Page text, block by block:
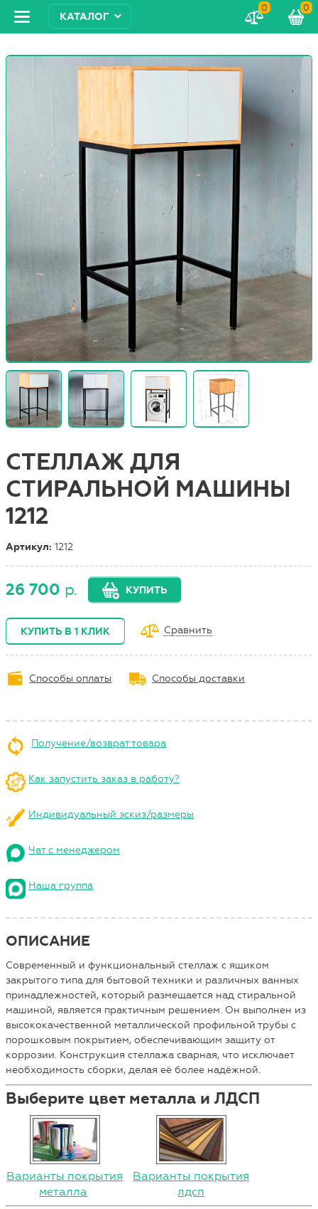
КАТАЛОГ
0 0
СТЕЛЛАЖ ДЛЯ
СТИРАЛЬНОЙ МАШИНЫ
1212
Артикул:1212
26 700 р. КУПИТЬ
КУПИТЬ В 1 КЛИК Сравнить
Способы оплаты Способы доставки
Получение/возврат товара
Как запустить заказ в работу?
Индивидуальный эскиз/размеры
Чат с менеджером
Наша группа
ОПИСАНИЕ
Современный и функциональный стеллаж с ящиком
закрытого типа для бытовой техники и различных ванных
принадлежностей, который размещается над стиральной
машиной, является практичным решением. Он выполнен из
высококачественной металлической профильной трубы с
порошковым покрытием, обеспечивающим защиту от
коррозии. Конструкция стеллажа сварная, что исключает
необходимость сборки, делая её более надёжной.
Выберите цвет металла и ЛДСП
Варианты покрытия
металла
Варианты покрытия
лдсп